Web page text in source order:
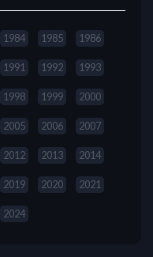
1984 1985 1986
1991 1992 1993
1998 1999 2000
2005 2006 2007
2012 2013 2014
2019 2020 2021
2024